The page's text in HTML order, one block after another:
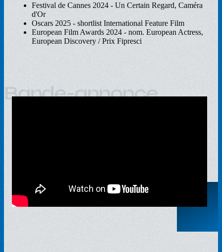
Festival de Cannes 2024 - Un Certain Regard, Caméra
d'Or
Oscars 2025 - shortlist International Feature Film
European Film Awards 2024 - nom. European Actress,
European Discovery / Prix Fipresci
Bande-annonce